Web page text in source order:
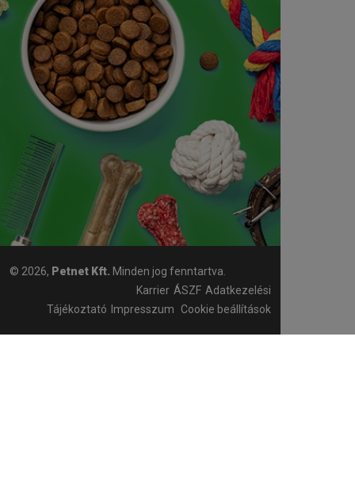
© 2026, Petnet Kft. Minden jog fenntartva.
Karrier ÁSZF Adatkezelési
Tájékoztató
Impresszum Cookie beállítások